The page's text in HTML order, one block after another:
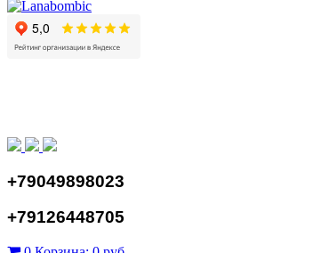
+79049898023
+79126448705